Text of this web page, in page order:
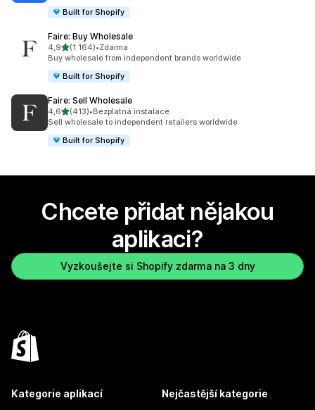
Built for Shopify
Faire: Buy Wholesale
4,9z 5 hvězd
(1 164)
Celkový počet recenzí: 1164
•Zdarma
Buy wholesale from independent brands worldwide
Built for Shopify
Faire: Sell Wholesale
4,6z 5 hvězd
(413)
Celkový počet recenzí: 413
•Bezplatná instalace
Sell wholesale to independent retailers worldwide
Built for Shopify
Chcete přidat nějakou
aplikaci?
Vyzkoušejte si Shopify zdarma na 3 dny
Kategorie aplikací Nejčastější kategorie